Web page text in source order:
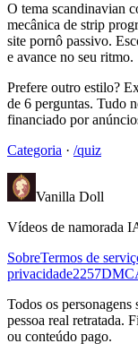
O tema scandinavian
mecânica de strip
site pornô passivo.
e avance no seu ritmo.
Prefere outro estilo?
de 6 perguntas. Tudo
financiado por
Categoria · /quiz
Vanilla Doll
Vídeos de namorada
SobreTermos de
privacidade2257
Todos os
pessoa real retratada.
ou conteúdo pago.